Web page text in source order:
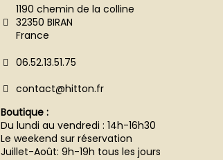
1190 chemin de la colline
32350 BIRAN
France
06.52.13.51.75
contact@hitton.fr
Boutique :
Du lundi au vendredi : 14h-16h30
Le weekend sur réservation
Juillet-Août: 9h-19h tous les jours